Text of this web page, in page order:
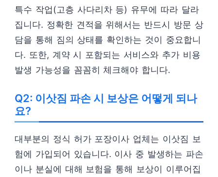
특수 작업(고층 사다리차 등) 유무에 따라 달라
집니다. 정확한 견적을 위해서는 반드시 방문 상
담을 통해 짐의 상태를 확인하는 것이 중요합니
다. 또한, 계약 시 포함되는 서비스와 추가 비용
발생 가능성을 꼼꼼히 체크해야 합니다.
Q2: 이삿짐 파손 시 보상은 어떻게 되나
요?
대부분의 정식 허가 포장이사 업체는 이삿짐 보
험에 가입되어 있습니다. 이사 중 발생하는 파손
이나 분실에 대해 보험을 통해 보상이 이루어집